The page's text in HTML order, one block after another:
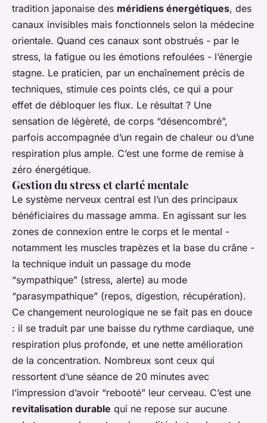
tradition japonaise des méridiens énergétiques, des
canaux invisibles mais fonctionnels selon la médecine
orientale. Quand ces canaux sont obstrués - par le
stress, la fatigue ou les émotions refoulées - l’énergie
stagne. Le praticien, par un enchaînement précis de
techniques, stimule ces points clés, ce qui a pour
effet de débloquer les flux. Le résultat ? Une
sensation de légèreté, de corps “désencombré”,
parfois accompagnée d’un regain de chaleur ou d’une
respiration plus ample. C’est une forme de remise à
zéro énergétique.
Gestion du stress et clarté mentale
Le système nerveux central est l’un des principaux
bénéficiaires du massage amma. En agissant sur les
zones de connexion entre le corps et le mental -
notamment les muscles trapèzes et la base du crâne -
la technique induit un passage du mode
“sympathique” (stress, alerte) au mode
“parasympathique” (repos, digestion, récupération).
Ce changement neurologique ne se fait pas en douce
: il se traduit par une baisse du rythme cardiaque, une
respiration plus profonde, et une nette amélioration
de la concentration. Nombreux sont ceux qui
ressortent d’une séance de 20 minutes avec
l’impression d’avoir “rebooté” leur cerveau. C’est une
revitalisation durable qui ne repose sur aucune